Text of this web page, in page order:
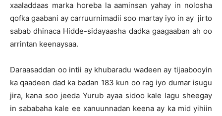
xaaladdaas marka horeba la aaminsan yahay in nolosha
qofka gaabani ay carruurnimadii soo martay iyo in ay jirto
sabab dhinaca Hidde-sidayaasha dadka gaagaaban ah oo
arrintan keenaysaa.
Daraasaddan oo intii ay khubaradu wadeen ay tijaabooyin
ka qaadeen dad ka badan 183 kun oo rag iyo dumar isugu
jira, kana soo jeeda Yurub ayaa sidoo kale lagu sheegay
in sababaha kale ee xanuunnadan keena ay ka mid yihiin